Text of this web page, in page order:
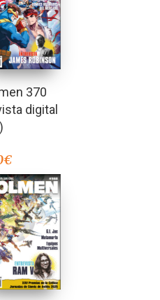
370
digital
€